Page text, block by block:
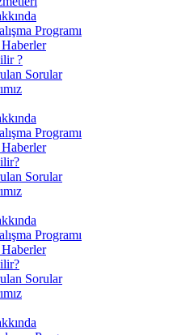
Programı
?
Sorular
Programı
Sorular
Programı
Sorular